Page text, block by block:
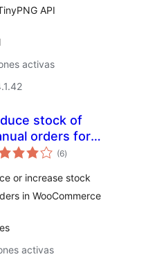
API
activas
stock of
orders for
(6total
de
)
or increase stock
in WooCommerce
activas